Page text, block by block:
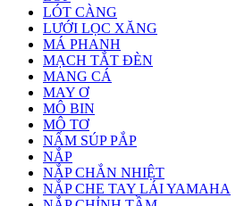
LÓT CÀNG
LƯỚI LỌC XĂNG
MÁ PHANH
MẠCH TẮT ĐÈN
MANG CÁ
MAY Ơ
MÔ BIN
MÔ TƠ
NẤM SÚP PẮP
NẮP
NẮP CHẮN NHIỆT
NẮP CHE TAY LÁI YAMAHA